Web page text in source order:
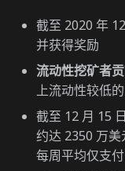
截至 2020 年 12
并获得奖励
流动性挖矿者
上流动性较低
截至 12 月 15
约达 2350 万
每周平均仅支